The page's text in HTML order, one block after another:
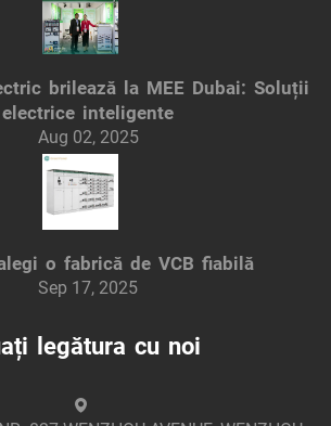
brilează la MEE Dubai: Soluții
electrice inteligente
Aug 02, 2025
o fabrică de VCB fiabilă
Sep 17, 2025
legătura cu noi